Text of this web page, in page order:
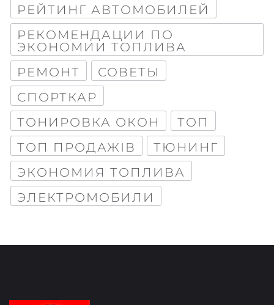
РЕЙТИНГ АВТОМОБИЛЕЙ
РЕКОМЕНДАЦИИ ПО
ЭКОНОМИИ ТОПЛИВА
РЕМОНТ
СОВЕТЫ
СПОРТКАР
ТОНИРОВКА ОКОН
ТОП
ТОП ПРОДАЖІВ
ТЮНИНГ
ЭКОНОМИЯ ТОПЛИВА
ЭЛЕКТРОМОБИЛИ